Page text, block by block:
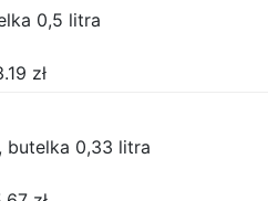
0,5 litra
zł
butelka 0,33 litra